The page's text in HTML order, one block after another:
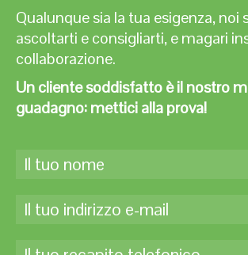
Qualunque sia la tua esigenza, noi
ascoltarti e consigliarti, e magari
collaborazione.
Un cliente soddisfatto è il nostro
guadagno: mettici alla prova!